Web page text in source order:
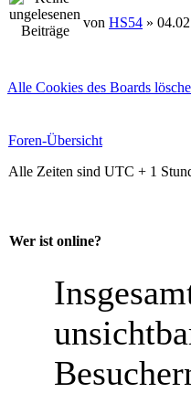
von HS54 »
Alle Cookies des Boards
Foren-Übersicht
Alle Zeiten sind UTC + 1
Wer ist online?